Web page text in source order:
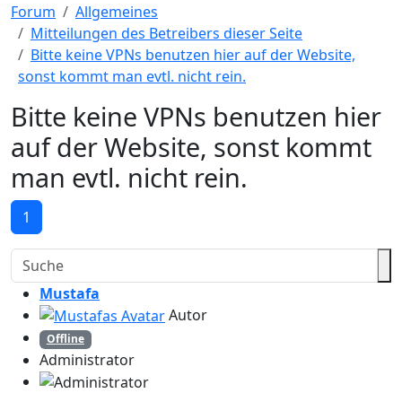
Forum
Allgemeines
Mitteilungen des Betreibers dieser Seite
Bitte keine VPNs benutzen hier auf der Website,
sonst kommt man evtl. nicht rein.
Bitte keine VPNs benutzen hier
auf der Website, sonst kommt
man evtl. nicht rein.
1
Mustafa
Autor
Offline
Administrator